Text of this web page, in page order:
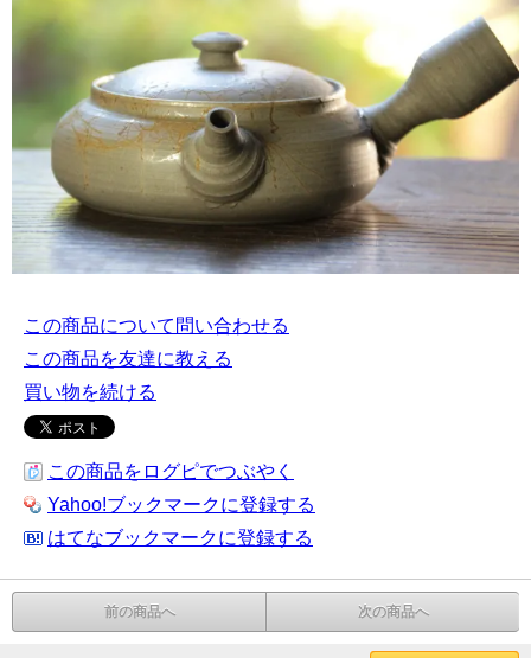
この商品について問い合わせる
この商品を友達に教える
買い物を続ける
この商品をログピでつぶやく
Yahoo!ブックマークに登録する
はてなブックマークに登録する
前の商品へ 次の商品へ